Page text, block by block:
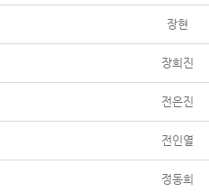
장현
장희진
전은진
전인열
정동희